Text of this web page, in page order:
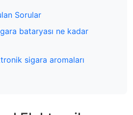
Sorular
bataryası ne kadar
sigara aromaları